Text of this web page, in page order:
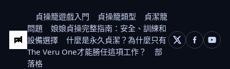
貞操籠遊戲入門 貞操籠類型
貞潔籠
問題
娘娘貞操完整指南：安全、訓練和
設備選擇
什麼是永久貞潔？為什麼只有
The Veru One才能勝任這項工作？
部
落格